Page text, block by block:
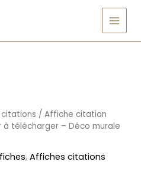
Main
Menu
/ Affiche citation
à télécharger – Déco murale
, Affiches citations